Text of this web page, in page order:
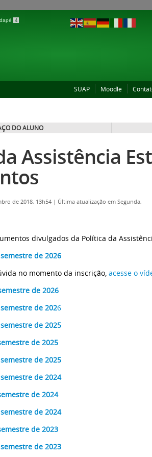
4
SUAP Moodle
DO ALUNO
Assistência
de 2018, 13h54 | Última atualização em Segunda,
divulgados da Política da
de 2026
no momento da inscrição, acesse o
de 2026
de 2026
de 2025
de 2025
de 2025
de 2024
de 2024
de 2024
de 2023
de 2023